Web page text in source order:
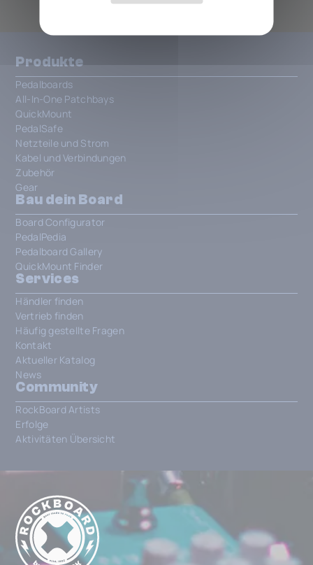
Produkte
Pedalboards
All-In-One Patchbays
QuickMount
PedalSafe
Netzteile und Strom
Kabel und Verbindungen
Zubehör
Gear
Bau dein Board
Board Configurator
PedalPedia
Pedalboard Gallery
QuickMount Finder
Services
Händler finden
Vertrieb finden
Häufig gestellte Fragen
Kontakt
Aktueller Katalog
News
Community
RockBoard Artists
Erfolge
Aktivitäten Übersicht